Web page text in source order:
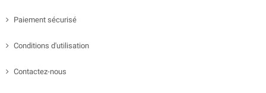
Paiement sécurisé
Conditions d'utilisation
Contactez-nous